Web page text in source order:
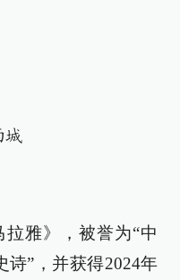
雅》，被誉为“中
诗”，并获得2024年